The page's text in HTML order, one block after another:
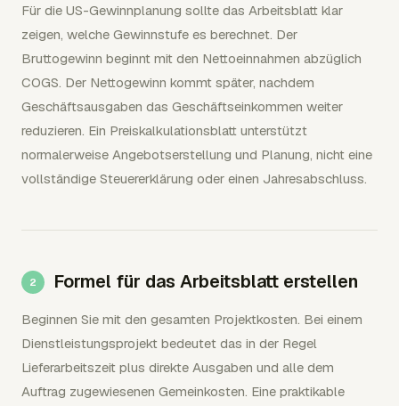
Für die US-Gewinnplanung sollte das Arbeitsblatt klar
zeigen, welche Gewinnstufe es berechnet. Der
Bruttogewinn beginnt mit den Nettoeinnahmen abzüglich
COGS. Der Nettogewinn kommt später, nachdem
Geschäftsausgaben das Geschäftseinkommen weiter
reduzieren. Ein Preiskalkulationsblatt unterstützt
normalerweise Angebotserstellung und Planung, nicht eine
vollständige Steuererklärung oder einen Jahresabschluss.
Formel für das Arbeitsblatt erstellen
Beginnen Sie mit den gesamten Projektkosten. Bei einem
Dienstleistungsprojekt bedeutet das in der Regel
Lieferarbeitszeit plus direkte Ausgaben und alle dem
Auftrag zugewiesenen Gemeinkosten. Eine praktikable